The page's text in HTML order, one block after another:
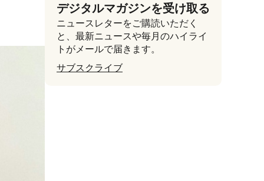
デジタルマガジンを受け取る
ニュースレターをご購読いただく
と、最新ニュースや毎月のハイライ
トがメールで届きます。
サブスクライブ